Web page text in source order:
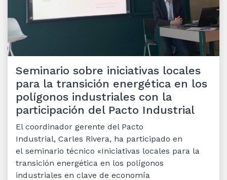
Seminario sobre iniciativas locales
para la transición energética en los
polígonos industriales con la
participación del Pacto Industrial
El coordinador gerente del Pacto
Industrial, Carles Rivera, ha participado en
el seminario técnico «Iniciativas locales para la
transición energética en los polígonos
industriales en clave de economía